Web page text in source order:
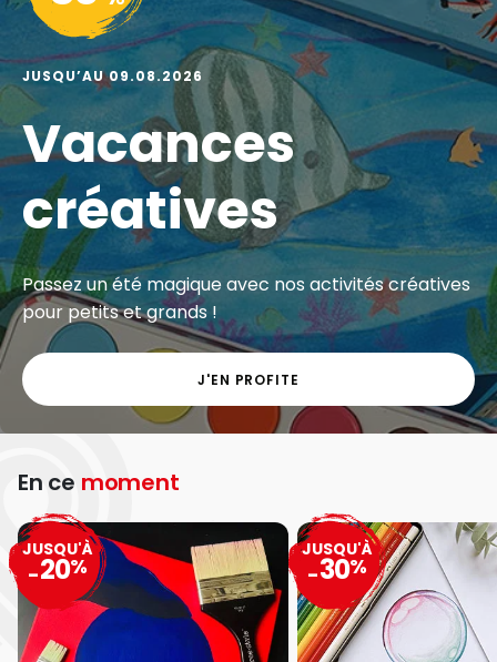
JUSQU’AU 09.08.2026
Vacances
créatives
Passez un été magique avec nos activités créatives
pour petits et grands !
J'EN PROFITE
En ce moment
JUSQU'À
-20%
JUSQU'À
-30%